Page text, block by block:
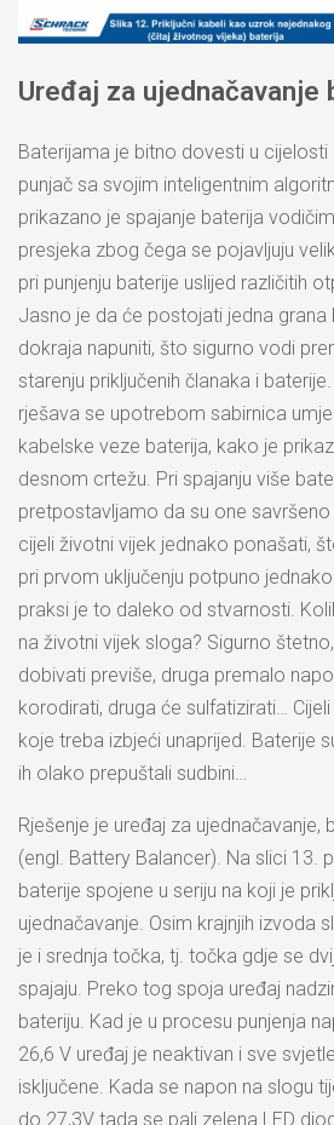
Uređaj za ujednačavanje
Baterijama je bitno dovesti u
punjač sa svojim inteligentnim
prikazano je spajanje baterija
presjeka zbog čega se pojavljuju
pri punjenju baterije uslijed različitih
Jasno je da će postojati jedna grana
dokraja napuniti, što sigurno vodi
starenju priključenih članaka i
rješava se upotrebom sabirnica
kabelske veze baterija, kako je
desnom crtežu. Pri spajanju više
pretpostavljamo da su one
cijeli životni vijek jednako ponašati,
pri prvom uključenju potpuno
praksi je to daleko od stvarnosti.
na životni vijek sloga? Sigurno
dobivati previše, druga premalo
korodirati, druga će sulfatizirati…
koje treba izbjeći unaprijed. Baterije
ih olako prepuštali sudbini…
Rješenje je uređaj za ujednačavanje,
(engl. Battery Balancer). Na slici 13.
baterije spojene u seriju na koji je
ujednačavanje. Osim krajnjih izvoda
je i srednja točka, tj. točka gdje se
spajaju. Preko tog spoja uređaj
bateriju. Kad je u procesu punjenja
26,6 V uređaj je neaktivan i sve
isključene. Kada se napon na slogu
do 27,3V tada se pali zelena LED